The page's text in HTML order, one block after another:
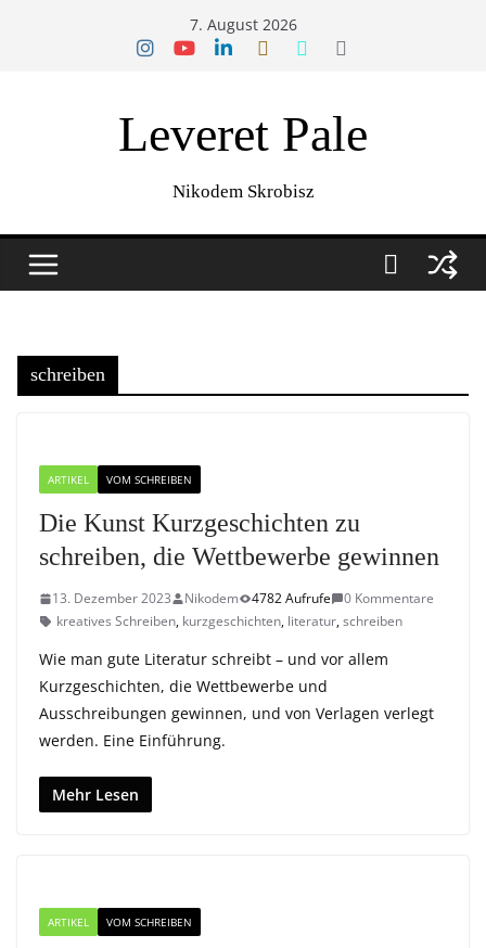
7. August 2026
Leveret Pale
Nikodem Skrobisz
schreiben
ARTIKEL VOM SCHREIBEN
Die Kunst Kurzgeschichten zu
schreiben, die Wettbewerbe gewinnen
13. Dezember 2023 Nikodem 4782 Aufrufe
0 Kommentare
kreatives Schreiben, kurzgeschichten, literatur,schreiben
Wie man gute Literatur schreibt – und vor allem
Kurzgeschichten, die Wettbewerbe und
Ausschreibungen gewinnen, und von Verlagen verlegt
werden. Eine Einführung.
Mehr Lesen
ARTIKEL VOM SCHREIBEN